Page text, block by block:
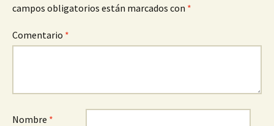
campos obligatorios están marcados con *
Comentario *
Nombre *